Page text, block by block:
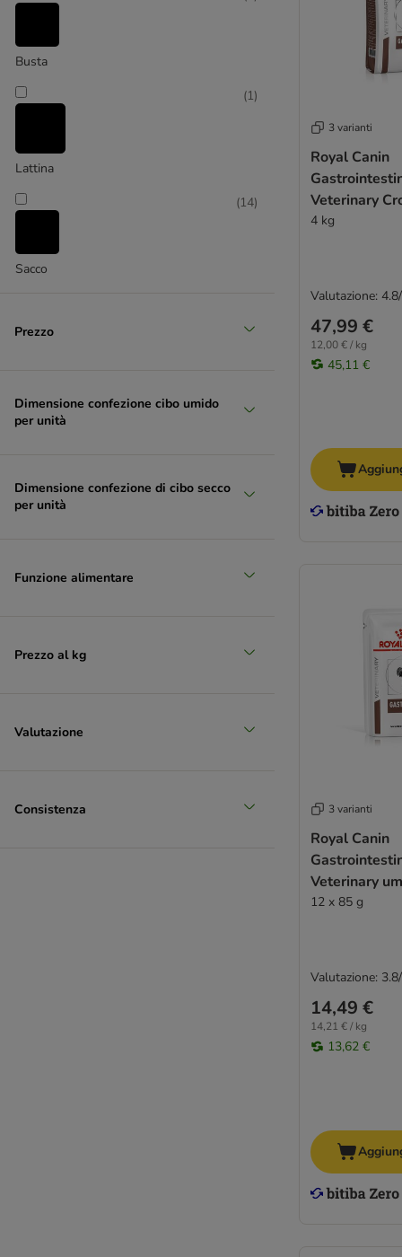
Busta
Lattina
(1)
Sacco
(14)
Prezzo
Dimensione confezione cibo umido
per unità
Dimensione confezione di cibo secco
per unità
Funzione alimentare
Prezzo al kg
Valutazione
Consistenza
3 varianti
Royal Canin
Veterinary
gatti
4 kg
47,99 €
12,00 € / kg
45,11 €
Valutazione:
3 varianti
Royal Canin
Veterinary
12 x 85 g
14,49 €
14,21 € / kg
13,62 €
Valutazione: